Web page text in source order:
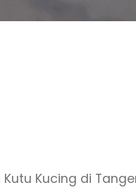
Kucing di